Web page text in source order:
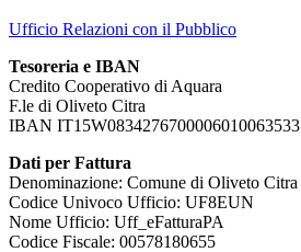
Ufficio Relazioni con il Pubblico
Tesoreria e IBAN
Credito Cooperativo di Aquara
F.le di Oliveto Citra
IBAN IT15W0834276700006010063533
Dati per Fattura
Denominazione: Comune di Oliveto Citra
Codice Univoco Ufficio: UF8EUN
Nome Ufficio: Uff_eFatturaPA
Codice Fiscale: 00578180655